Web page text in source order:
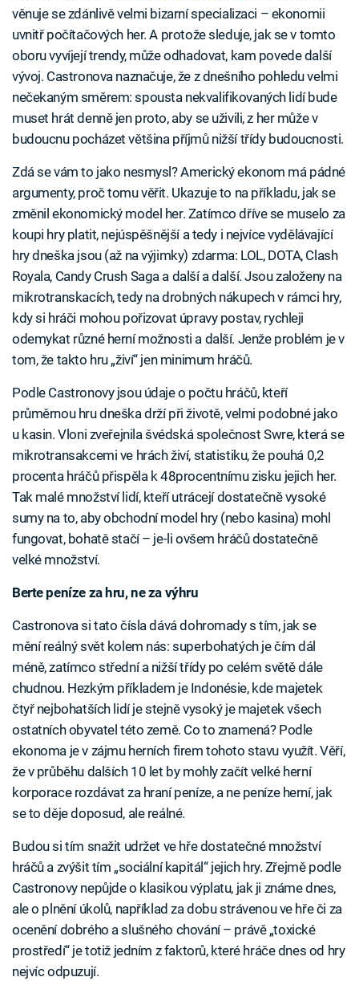
věnuje se zdánlivě velmi bizarní specializaci – ekonomii
uvnitř počítačových her. A protože sleduje, jak se v tomto
oboru vyvíjejí trendy, může odhadovat, kam povede další
vývoj. Castronova naznačuje, že z dnešního pohledu velmi
nečekaným směrem: spousta nekvalifikovaných lidí bude
muset hrát denně jen proto, aby se uživili, z her může v
budoucnu pocházet většina příjmů nižší třídy budoucnosti.
Zdá se vám to jako nesmysl? Americký ekonom má pádné
argumenty, proč tomu věřit. Ukazuje to na příkladu, jak se
změnil ekonomický model her. Zatímco dříve se muselo za
koupi hry platit, nejúspěšnější a tedy i nejvíce vydělávající
hry dneška jsou (až na výjimky) zdarma: LOL, DOTA, Clash
Royala, Candy Crush Saga a další a další. Jsou založeny na
mikrotranskacích, tedy na drobných nákupech v rámci hry,
kdy si hráči mohou pořizovat úpravy postav, rychleji
odemykat různé herní možnosti a další. Jenže problém je v
tom, že takto hru „živí“ jen minimum hráčů.
Podle Castronovy jsou údaje o počtu hráčů, kteří
průměrnou hru dneška drží při životě, velmi podobné jako
u kasin. Vloni zveřejnila švédská společnost Swre, která se
mikrotransakcemi ve hrách živí, statistiku, že pouhá 0,2
procenta hráčů přispěla k 48procentnímu zisku jejich her.
Tak malé množství lidí, kteří utrácejí dostatečně vysoké
sumy na to, aby obchodní model hry (nebo kasina) mohl
fungovat, bohatě stačí – je-li ovšem hráčů dostatečně
velké množství.
Berte peníze za hru, ne za výhru
Castronova si tato čísla dává dohromady s tím, jak se
mění reálný svět kolem nás: superbohatých je čím dál
méně, zatímco střední a nižší třídy po celém světě dále
chudnou. Hezkým příkladem je Indonésie, kde majetek
čtyř nejbohatších lidí je stejně vysoký je majetek všech
ostatních obyvatel této země. Co to znamená? Podle
ekonoma je v zájmu herních firem tohoto stavu využít. Věří,
že v průběhu dalších 10 let by mohly začít velké herní
korporace rozdávat za hraní peníze, a ne peníze herní, jak
se to děje doposud, ale reálné.
Budou si tím snažit udržet ve hře dostatečné množství
hráčů a zvýšit tím „sociální kapitál“ jejich hry. Zřejmě podle
Castronovy nepůjde o klasikou výplatu, jak ji známe dnes,
ale o plnění úkolů, například za dobu strávenou ve hře či za
ocenění dobrého a slušného chování – právě „toxické
prostředí“ je totiž jedním z faktorů, které hráče dnes od hry
nejvíc odpuzují.